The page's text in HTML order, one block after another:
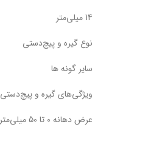
14 میلی‌متر
نوع گیره و پیچ‌دستی
سایر گونه ها
ویژگی‌های گیره و پیچ‌دستی
عرض دهانه 0 تا 50 میلی‌متر